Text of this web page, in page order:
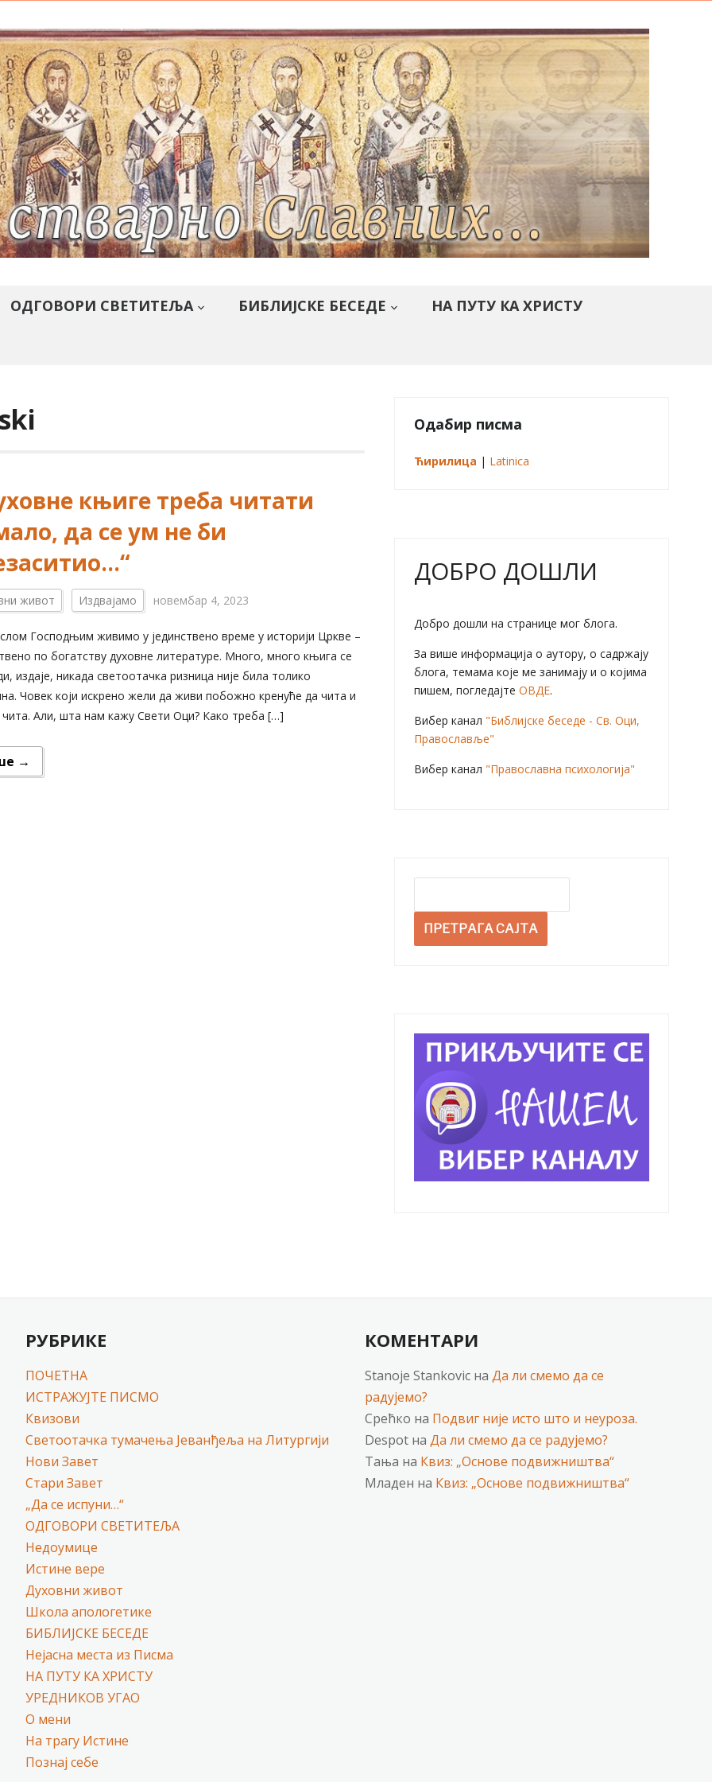
ОДГОВОРИ СВЕТИТЕЉА БИБЛИЈСКЕ БЕСЕДЕ НА ПУТУ КА ХРИСТУ
књиге треба читати
да се ум не би
живот Издвајамо новембар 4, 2023
Господњим живимо у јединствено време у историји Цркве –
по богатству духовне литературе. Много, много књига се
издаје, никада светоотачка ризница није била толико
Човек који искрено жели да живи побожно кренуће да чита и
чита. Али, шта нам кажу Свети Оци? Како треба […]
→
Одабир писма
Ћирилица | Latinica
ДОБРО ДОШЛИ
Добро дошли на странице мог блога.
За више информација о аутору, о садржају
блога, темама које ме занимају и о којима
пишем, погледајтеОВДЕ.
Вибер канал "Библијске беседе - Св. Оци,
Православље"
Вибер канал "Православна психологија"
РУБРИКЕ
ПОЧЕТНА
ИСТРАЖУЈТЕ ПИСМО
Квизови
Светоотачка тумачења Јеванђеља на Литургији
Нови Завет
Стари Завет
„Да се испуни…“
ОДГОВОРИ СВЕТИТЕЉА
Недоумице
Истине вере
Духовни живот
Школа апологетике
БИБЛИЈСКЕ БЕСЕДЕ
Нејасна места из Писма
НА ПУТУ КА ХРИСТУ
УРЕДНИКОВ УГАО
О мени
На трагу Истине
Познај себе
КОМЕНТАРИ
Stanoje Stankovicна Да ли смемо да се
радујемо?
Срећко на Подвиг није исто што и неуроза.
Despotна Да ли смемо да се радујемо?
Тања на Квиз: „Основе подвижништва“
Младен на Квиз: „Основе подвижништва“